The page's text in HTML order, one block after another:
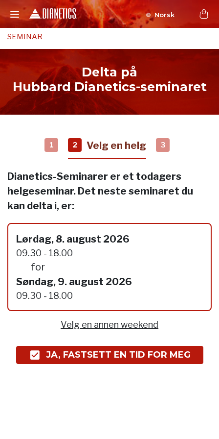
Norsk
SEMINAR
Delta på
Hubbard Dianetics-seminaret
1 2 Velg en helg 3
Dianetics-Seminarer er et todagers
helgeseminar. Det neste seminaret du
kan delta i, er:
Lørdag, 8. august 2026
09.30 - 18.00
for
Søndag, 9. august 2026
09.30 - 18.00
Velg en annen weekend
JA, FASTSETT EN TID FOR MEG